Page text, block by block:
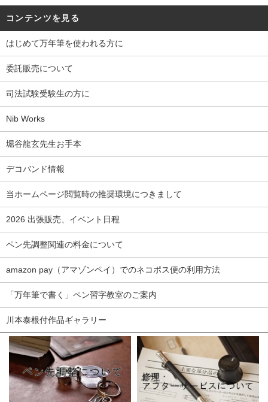
コンテンツを見る
はじめて万年筆を使われる方に
委託販売について
司法試験受験生の方に
Nib Works
堀谷龍玄先生お手本
デコバンド情報
当ホームページ閲覧時の推奨環境につきまして
2026 出張販売、イベント日程
ペン先調整関連の料金について
amazon pay（アマゾンペイ）でのネコポス便の利用方法
「万年筆で書く」ペン習字教室のご案内
川本泰根付作品ギャラリー